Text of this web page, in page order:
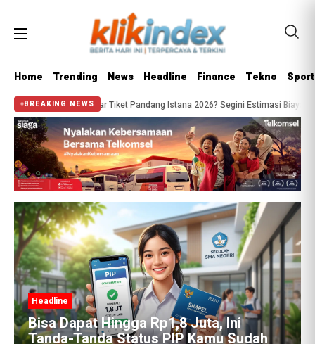
Home Trending News Headline Finance Tekno Sport
BREAKING NEWS
Istana 2026? Segini Estimasi Biaya Tiket Pesawat & Penginapan yang
Headline
Emas Batangan 74 Kg dan Tanda Tanya
Besar: Siapa Pemilik Sebenarnya di